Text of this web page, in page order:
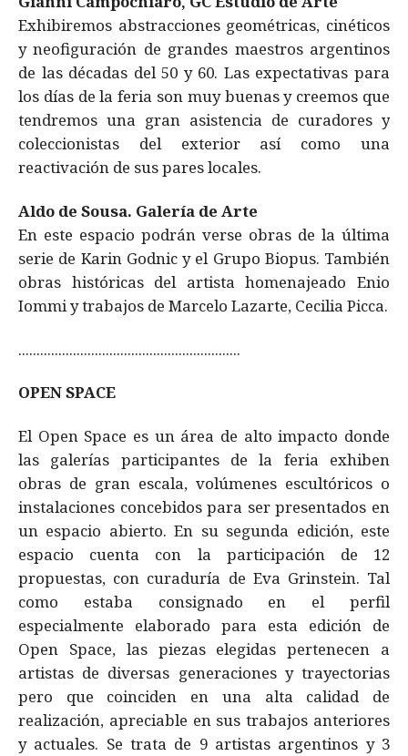
Exhibiremos abstracciones geométricas, cinéticos
y neofiguración de grandes maestros argentinos
de las décadas del 50 y 60. Las expectativas para
los días de la feria son muy buenas y creemos que
tendremos una gran asistencia de curadores y
coleccionistas del exterior así como una
reactivación de sus pares locales.
Aldo de Sousa. Galería de Arte
En este espacio podrán verse obras de la última
serie de Karin Godnic y el Grupo Biopus. También
obras históricas del artista homenajeado Enio
Iommi y trabajos de Marcelo Lazarte, Cecilia Picca.
.............................................................
OPEN SPACE
El Open Space es un área de alto impacto donde
las galerías participantes de la feria exhiben
obras de gran escala, volúmenes escultóricos o
instalaciones concebidos para ser presentados en
un espacio abierto. En su segunda edición, este
espacio cuenta con la participación de 12
propuestas, con curaduría de Eva Grinstein. Tal
como estaba consignado en el perfil
especialmente elaborado para esta edición de
Open Space, las piezas elegidas pertenecen a
artistas de diversas generaciones y trayectorias
pero que coinciden en una alta calidad de
realización, apreciable en sus trabajos anteriores
y actuales. Se trata de 9 artistas argentinos y 3